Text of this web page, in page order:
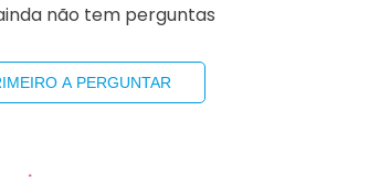
não tem perguntas
A PERGUNTAR